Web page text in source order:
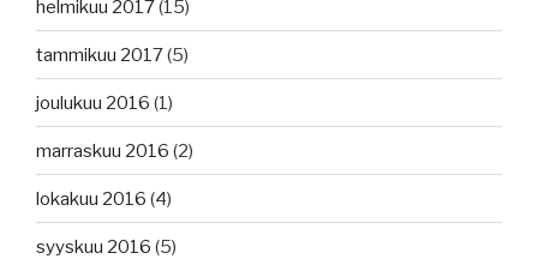
helmikuu 2017(15)
tammikuu 2017(5)
joulukuu 2016 (1)
marraskuu 2016 (2)
lokakuu 2016 (4)
syyskuu 2016 (5)